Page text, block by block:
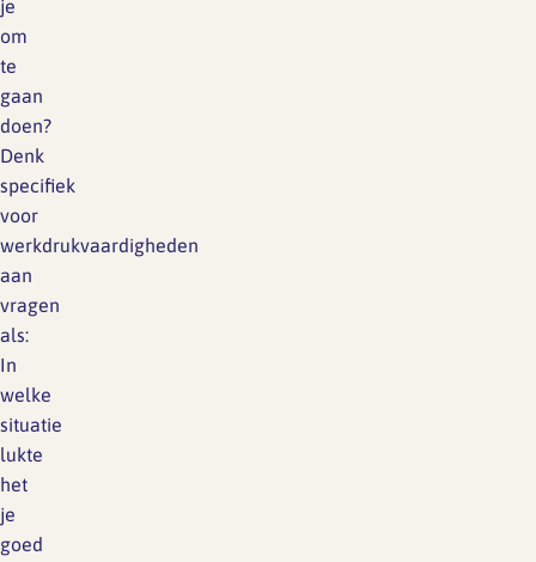
je
om
te
gaan
doen?
Denk
specifiek
voor
werkdrukvaardigheden
aan
vragen
als:
In
welke
situatie
lukte
het
je
goed